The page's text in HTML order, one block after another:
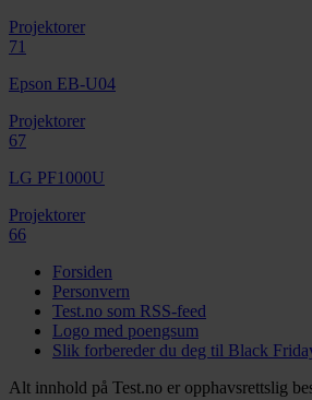
Projektorer
71
Epson EB-U04
Projektorer
67
LG PF1000U
Projektorer
66
Forsiden
Personvern
Test.no som RSS-feed
Logo med poengsum
Slik forbereder du deg til Black
Alt innhold på Test.no er opphavsrettslig